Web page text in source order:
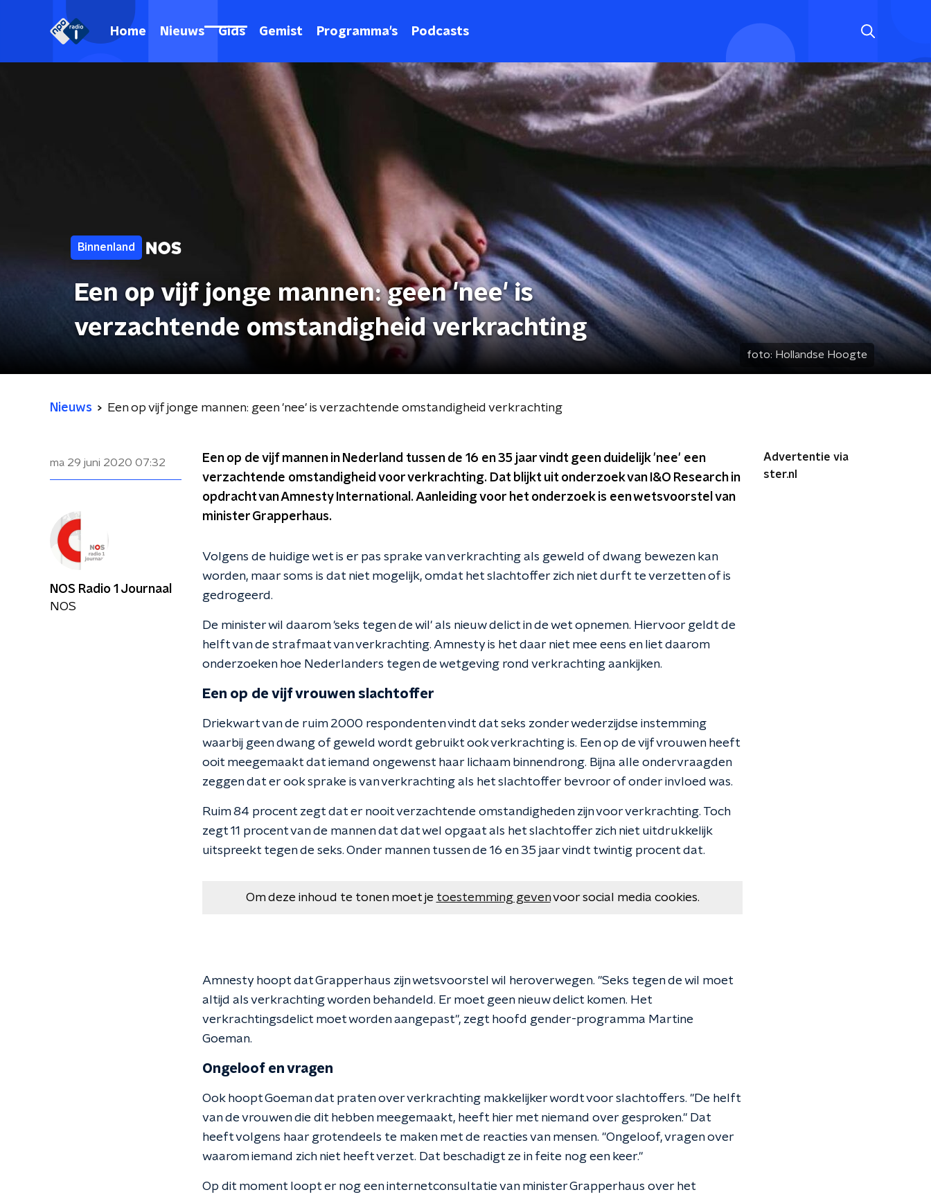
Home Nieuws Gids Gemist Programma's Podcasts
Binnenland
Een op vijf jonge mannen: geen 'nee' is
verzachtende omstandigheid verkrachting
foto: Hollandse Hoogte
Nieuws Een op vijf jonge mannen: geen 'nee' is verzachtende omstandigheid verkrachting
ma 29 juni 2020 07:32
Een op de vijf mannen in Nederland tussen de 16 en 35 jaar vindt geen duidelijk 'nee' een
verzachtende omstandigheid voor verkrachting. Dat blijkt uit onderzoek van I&O Research in
opdracht van Amnesty International. Aanleiding voor het onderzoek is een wetsvoorstel van
minister Grapperhaus.
Volgens de huidige wet is er pas sprake van verkrachting als geweld of dwang bewezen kan
worden, maar soms is dat niet mogelijk, omdat het slachtoffer zich niet durft te verzetten of is
gedrogeerd.
De minister wil daarom 'seks tegen de wil' als nieuw delict in de wet opnemen. Hiervoor geldt de
helft van de strafmaat van verkrachting. Amnesty is het daar niet mee eens en liet daarom
onderzoeken hoe Nederlanders tegen de wetgeving rond verkrachting aankijken.
Een op de vijf vrouwen slachtoffer
Driekwart van de ruim 2000 respondenten vindt dat seks zonder wederzijdse instemming
waarbij geen dwang of geweld wordt gebruikt ook verkrachting is. Een op de vijf vrouwen heeft
ooit meegemaakt dat iemand ongewenst haar lichaam binnendrong. Bijna alle ondervraagden
zeggen dat er ook sprake is van verkrachting als het slachtoffer bevroor of onder invloed was.
Ruim 84 procent zegt dat er nooit verzachtende omstandigheden zijn voor verkrachting. Toch
zegt 11 procent van de mannen dat dat wel opgaat als het slachtoffer zich niet uitdrukkelijk
uitspreekt tegen de seks. Onder mannen tussen de 16 en 35 jaar vindt twintig procent dat.
Om deze inhoud te tonen moet je toestemming gevenvoor social media cookies.
Amnesty hoopt dat Grapperhaus zijn wetsvoorstel wil heroverwegen. "Seks tegen de wil moet
altijd als verkrachting worden behandeld. Er moet geen nieuw delict komen. Het
verkrachtingsdelict moet worden aangepast", zegt hoofd gender-programma Martine
Goeman.
Ongeloof en vragen
Ook hoopt Goeman dat praten over verkrachting makkelijker wordt voor slachtoffers. "De helft
van de vrouwen die dit hebben meegemaakt, heeft hier met niemand over gesproken." Dat
heeft volgens haar grotendeels te maken met de reacties van mensen. "Ongeloof, vragen over
waarom iemand zich niet heeft verzet. Dat beschadigt ze in feite nog een keer."
Op dit moment loopt er nog een internetconsultatie van minister Grapperhaus over het
Advertentie via
ster.nl
NOS Radio 1 Journaal
NOS